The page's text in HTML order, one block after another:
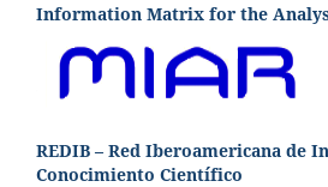
Information Matrix for the
REDIB – Red Iberoamericana de
Conocimiento Científico